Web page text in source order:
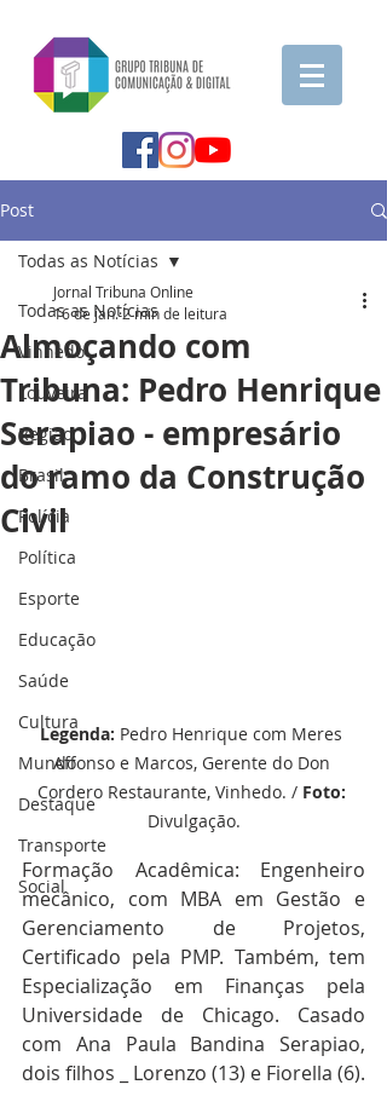
Post
Todas as Notícias
Vinhedo
Louveira
Região
Brasil
Polícia
Política
Esporte
Educação
Saúde
Cultura
Mundo
Destaque
Transporte
Social
Todas as Notícias
Almoçando com
Tribuna: Pedro Henrique
Serapiao - empresário
do ramo da Construção
Civil
Jornal Tribuna Online
16 de jan. 2 min de leitura
Legenda: Pedro Henrique com Meres
Affonso e Marcos, Gerente do Don
Cordero Restaurante, Vinhedo. / Foto:
Divulgação.
Formação Acadêmica: Engenheiro
mecânico, com MBA em Gestão e
Gerenciamento de Projetos,
Certificado pela PMP. Também, tem
Especialização em Finanças pela
Universidade de Chicago. Casado
com Ana Paula Bandina Serapiao,
dois filhos _ Lorenzo (13) e Fiorella (6).